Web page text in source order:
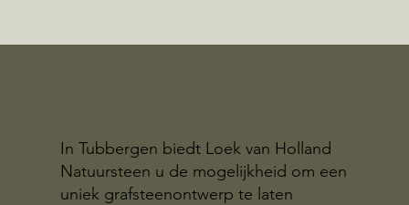
In Tubbergen biedt Loek van Holland
Natuursteen u de mogelijkheid om een
uniek grafsteenontwerp te laten